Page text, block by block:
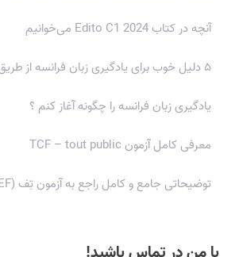
آنچه در کتاب Edito C1 2024 می‌خوانیم
۵ دلیل خوب برای یادگیری زبان فرانسه از طریق موسیقی و ترانه
یادگیری زبان فرانسه را چگونه آغاز کنم ؟
معرفی کامل آزمون TCF – tout public
توضیحاتی جامع و کامل راجع به آزمون تِف (TEF)